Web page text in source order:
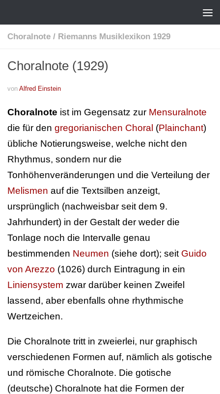
Choralnote / Riemanns Musiklexikon 1929
Choralnote (1929)
von Alfred Einstein
Choralnote ist im Gegensatz zur Mensuralnote
die für den gregorianischen Choral (Plainchant)
übliche Notierungsweise, welche nicht den
Rhythmus, sondern nur die
Tonhöhenveränderungen und die Verteilung der
Melismen auf die Textsilben anzeigt,
ursprünglich (nachweisbar seit dem 9.
Jahrhundert) in der Gestalt der weder die
Tonlage noch die Intervalle genau
bestimmenden Neumen (siehe dort); seit Guido
von Arezzo (1026) durch Eintragung in ein
Liniensystem zwar darüber keinen Zweifel
lassend, aber ebenfalls ohne rhythmische
Wertzeichen.
Die Choralnote tritt in zweierlei, nur graphisch
verschiedenen Formen auf, nämlich als gotische
und römische Choralnote. Die gotische
(deutsche) Choralnote hat die Formen der